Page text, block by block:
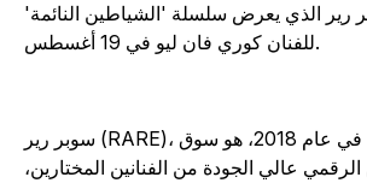
الذي يعرض سلسلة 'الشياطين النائمة'
سوبر رير (RARE)، تم إطلاقه في عام 2018، هو سوق NFT
عالي الجودة من الفنانين المختارين،